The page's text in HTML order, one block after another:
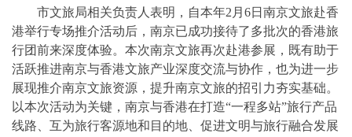
市文旅局相关负责人表明，自本年2月6日南京文旅赴香
港举行专场推介活动后，南京已成功接待了多批次的香港旅
行团前来深度体验。本次南京文旅再次赴港参展，既有助于
活跃推进南京与香港文旅产业深度交流与协作，也为进一步
展现推介南京文旅资源，提升南京文旅的招引力夯实基础。
以本次活动为关键，南京与香港在打造“一程多站”旅行产品
线路、互为旅行客源地和目的地、促进文明与旅行融合发展